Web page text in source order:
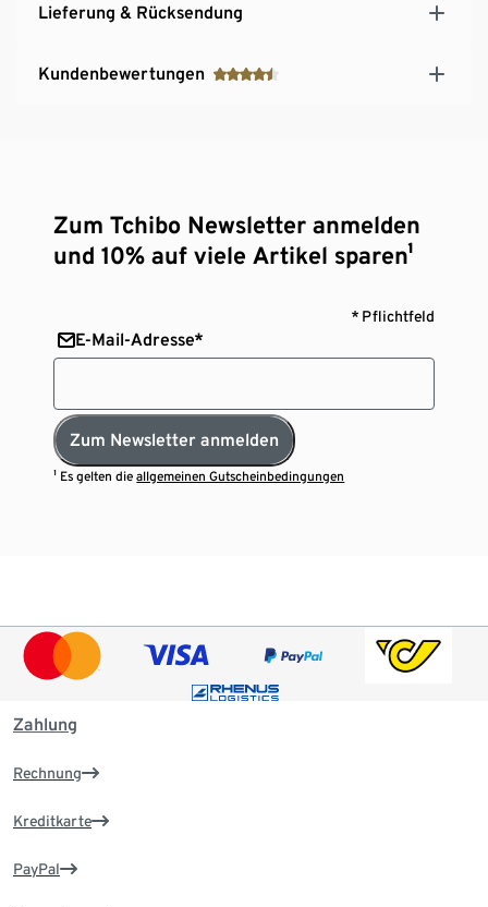
Lieferung & Rücksendung
Kundenbewertungen
Zum Tchibo Newsletter anmelden
und 10% auf viele Artikel sparen¹
* Pflichtfeld
E-Mail-Adresse*
Zum Newsletter anmelden
¹ Es gelten dieallgemeinen Gutscheinbedingungen
Zahlung
Rechnung
Kreditkarte
PayPal